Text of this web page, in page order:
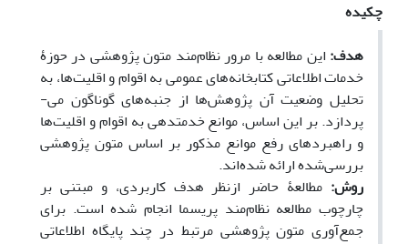
چکیده
هدف: این مطالعه با مرور نظام‌مند متون پژوهشی در حوزۀ
خدمات اطلاعاتی کتابخانه‌های عمومی به اقوام و اقلیت‌ها، به
تحلیل وضعیت آن پژوهش‌ها از جنبه‌­های گوناگون می‌­
پردازد. بر این اساس، موانع خدمت­دهی به اقوام و اقلیت­‌ها
و راهبردهای رفع موانع مذکور بر اساس متون پژوهشی
بررسی‌شده ارائه شده‌اند.
روش: مطالعۀ حاضر ازنظر هدف کاربردی، و مبتنی بر
چارچوب مطالعه نظام‌مند پریسما انجام شده است. برای
جمع‌آوری متون پژوهشی مرتبط در چند پایگاه‌ اطلاعاتی